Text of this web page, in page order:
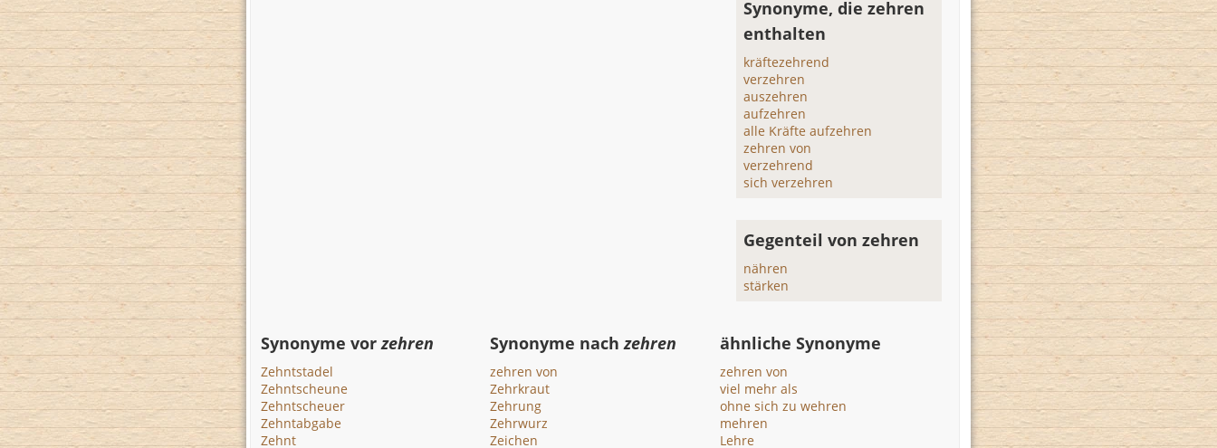
Synonyme, die zehren
enthalten
kräftezehrend
verzehren
auszehren
aufzehren
alle Kräfte aufzehren
zehren von
verzehrend
sich verzehren
Gegenteil von zehren
nähren
stärken
Synonyme vorzehren
Zehntstadel
Zehntscheune
Zehntscheuer
Zehntabgabe
Zehnt
Synonyme nachzehren
zehren von
Zehrkraut
Zehrung
Zehrwurz
Zeichen
ähnliche Synonyme
zehren von
viel mehr als
ohne sich zu wehren
mehren
Lehre